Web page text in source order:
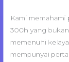
Kami memahami
300h yang
memenuhi
mempunyai